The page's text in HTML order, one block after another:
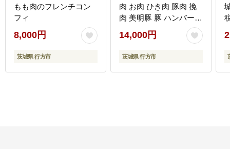
もも肉のフレンチコン
フィ
8,000円
茨城県 行方市
肉 お肉 ひき肉 豚肉 挽
肉 美明豚 豚 ハンバーグ
煮物 キーマカレー 茨城
県 行方市(DH-19)
14,000円
茨城県 行方市